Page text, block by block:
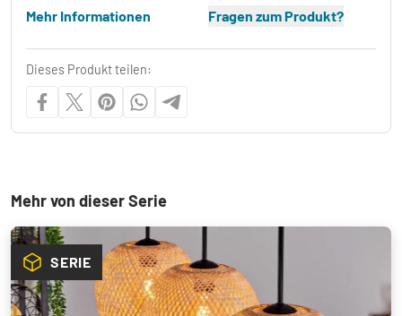
Mehr Informationen Fragen zum Produkt?
Dieses Produkt teilen:
Mehr von dieser Serie
SERIE